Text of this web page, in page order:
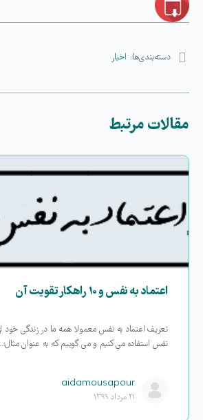
دسته‌بندی‌ها: اخبار
مقالات مرتبط
اعتماد به نفس و ۱۰ راهکار تقویت آن
تعریف اعتماد به نفس معمولا همه ما در زندگی خود
نفس استفاده می کنیم و می گوییم که به عنوان
aidamousapour
۲۱ مرداد ۱۳۹۹